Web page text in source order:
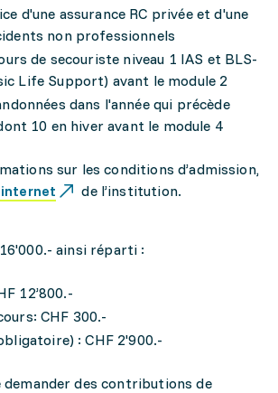
d'une assurance RC privée et d'une
non professionnels
de secouriste niveau 1 IAS et BLS-
Life Support) avant le module 2
dans l'année qui précède
10 en hiver avant le module 4
sur les conditions d’admission,
de l’institution.
ainsi réparti :
12’800.-
CHF 300.-
: CHF 2'900.-
des contributions de